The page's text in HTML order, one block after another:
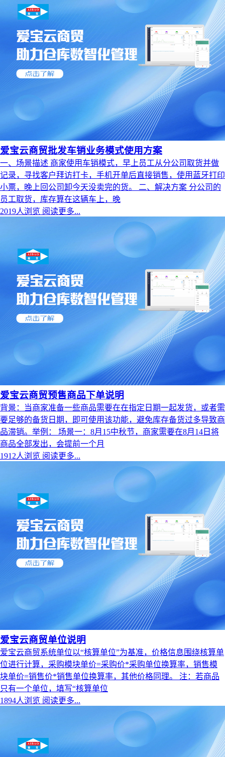
爱宝云商贸批发车销业务模式使用方案
一、场景描述 商家使用车销模式，早上员工从分公司取货并做
记录，寻找客户拜访打卡，手机开单后直接销售，使用蓝牙打印
小票，晚上回公司卸今天没卖完的货。 二、解决方案 分公司的
员工取货，库存算在这辆车上，晚
2019人浏览 阅读更多...
爱宝云商贸预售商品下单说明
背景：当商家准备一些商品需要在在指定日期一起发货，或者需
要足够的备货日期，即可使用该功能，避免库存备货过多导致商
品滞销。举例： 场景一：8月15中秋节，商家需要在8月14日将
商品全部发出，会提前一个月
1912人浏览 阅读更多...
爱宝云商贸单位说明
爱宝云商贸系统单位以“核算单位”为基准，价格信息围绕核算单
位进行计算，采购模块单价=采购价*采购单位换算率，销售模
块单价=销售价*销售单位换算率，其他价格同理。 注：若商品
只有一个单位，填写“核算单位
1894人浏览 阅读更多...